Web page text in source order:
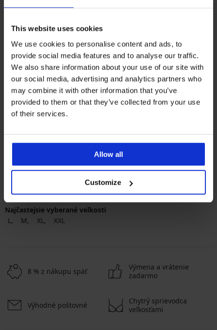
This website uses cookies
We use cookies to personalise content and ads, to
provide social media features and to analyse our traffic.
We also share information about your use of our site with
our social media, advertising and analytics partners who
may combine it with other information that you’ve
provided to them or that they’ve collected from your use
of their services.
Allow all
Customize
Dojčiaca bavlnená nočná
Zľava
39,89 € Pôvodná cena
56,99 €
Najobľúbenejšie značky
Dkaren Sp. z o.o. Anda
modrá smotanová
Najčastejsie vyberané veľkosti
L
M XL XXL
8 % z nákupu späť
Výmena a vrátenie
zadarmo
Výhodné poštovné
Chytrý sprievodca
veľkosťami